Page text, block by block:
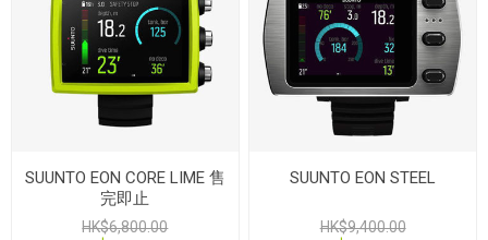
SUUNTO EON CORE LIME 售
完即止
HK$6,800.00
SUUNTO EON STEEL
HK$9,400.00